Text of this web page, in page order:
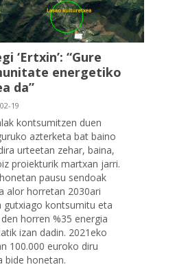
‘Ertxin’: “Gure
energetiko
da”
19
kontsumitzen duen
azterketa bat baino
urteetan zehar, baina,
proiekturik martxan jarri.
pausu sendoak
alor horretan 2030ari
gutxiago kontsumitu eta
horren %35 energia
izan dadin. 2021eko
100.000 euroko diru
bide honetan.